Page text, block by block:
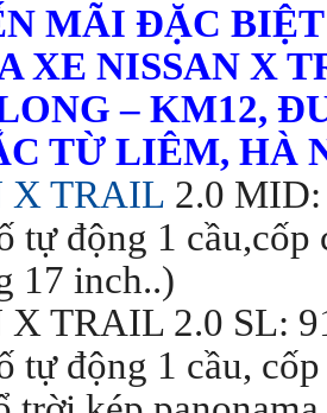
MÃI ĐẶC BIỆT
XE NISSAN X
– KM12,
TỪ LIÊM, HÀ
X TRAIL 2.0 MID:
tự động 1
17 inch..)
TRAIL 2.0 SL:
tự động 1 cầu,